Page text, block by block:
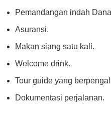
Pemandangan indah
Asuransi.
Makan siang satu kali.
Welcome drink.
Tour guide yang
Dokumentasi perjalanan.